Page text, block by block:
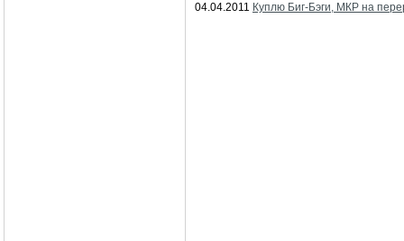
04.04.2011 Куплю Биг-Бэги, МКР на